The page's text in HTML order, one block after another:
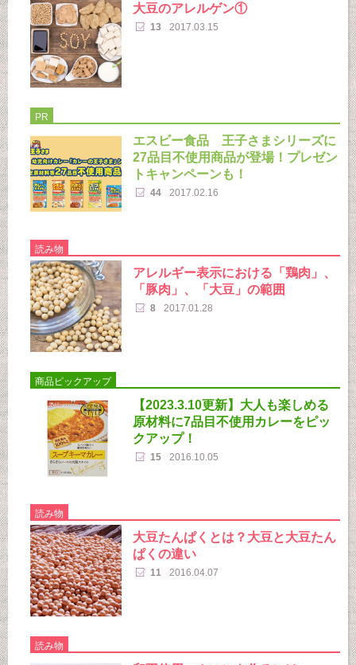
大豆のアレルゲン①
13 2017.03.15
PR
エスビー食品 王子さまシリーズに
27品目不使用商品が登場！プレゼン
トキャンペーンも！
44 2017.02.16
読み物
アレルギー表示における「鶏肉」、
「豚肉」、「大豆」の範囲
8 2017.01.28
商品ピックアップ
【2023.3.10更新】大人も楽しめる
原材料に7品目不使用カレーをピッ
クアップ！
15 2016.10.05
読み物
大豆たんぱくとは？大豆と大豆たん
ぱくの違い
11 2016.04.07
読み物